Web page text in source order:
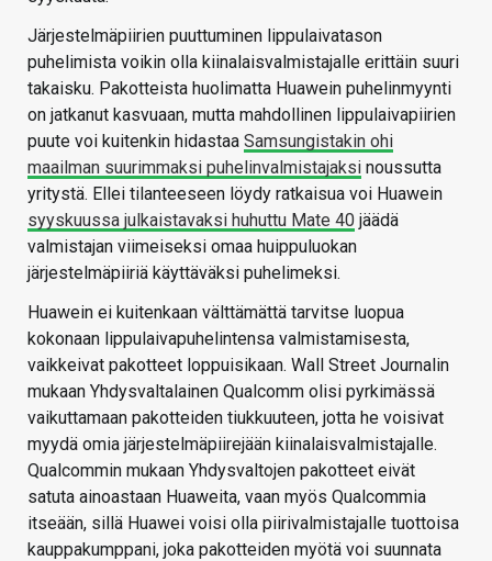
Järjestelmäpiirien puuttuminen lippulaivatason
puhelimista voikin olla kiinalaisvalmistajalle erittäin suuri
takaisku. Pakotteista huolimatta Huawein puhelinmyynti
on jatkanut kasvuaan, mutta mahdollinen lippulaivapiirien
puute voi kuitenkin hidastaa Samsungistakin ohi
maailman suurimmaksi puhelinvalmistajaksi noussutta
yritystä. Ellei tilanteeseen löydy ratkaisua voi Huawein
syyskuussa julkaistavaksi huhuttu Mate 40 jäädä
valmistajan viimeiseksi omaa huippuluokan
järjestelmäpiiriä käyttäväksi puhelimeksi.
Huawein ei kuitenkaan välttämättä tarvitse luopua
kokonaan lippulaivapuhelintensa valmistamisesta,
vaikkeivat pakotteet loppuisikaan. Wall Street Journalin
mukaan Yhdysvaltalainen Qualcomm olisi pyrkimässä
vaikuttamaan pakotteiden tiukkuuteen, jotta he voisivat
myydä omia järjestelmäpiirejään kiinalaisvalmistajalle.
Qualcommin mukaan Yhdysvaltojen pakotteet eivät
satuta ainoastaan Huaweita, vaan myös Qualcommia
itseään, sillä Huawei voisi olla piirivalmistajalle tuottoisa
kauppakumppani, joka pakotteiden myötä voi suunnata